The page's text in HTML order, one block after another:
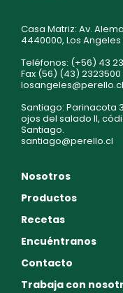
Casa Matriz: Av.
4440000, Los Angeles
Teléfonos: (+56) 43
Fax (56) (43) 2323500
losangeles@perello.cl
Santiago: Parinacota
ojos del salado II,
Santiago.
santiago@perello.cl
Nosotros
Productos
Recetas
Encuéntranos
Contacto
Trabaja con